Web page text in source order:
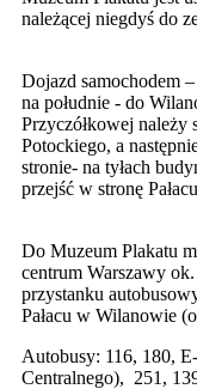
należącej niegdyś do
Dojazd samochodem
na południe - do
Przyczółkowej należy
Potockiego, a
stronie- na tyłach
przejść w stronę
Do Muzeum Plakatu
centrum Warszawy
przystanku
Pałacu w Wilanowie
Autobusy: 116, 180,
Centralnego), 251,